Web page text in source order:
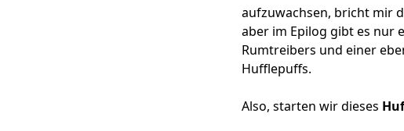
aufzuwachsen, bricht mir
aber im Epilog gibt es nur
Rumtreibers und einer
Hufflepuffs.
Also, starten wir dieses